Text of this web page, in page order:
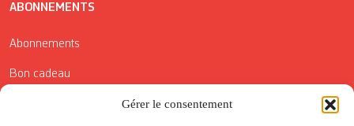
Gérer le consentement
ABONNEMENTS
Abonnements
Bon cadeau
Conditions générales de vente